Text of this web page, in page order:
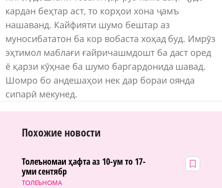
кардан беҳтар аст, то корҳои хона ҷамъ
нашаванд. Кайфияти шумо бештар аз
муносибататон ба кор вобаста хоҳад буд. Имрӯз
эҳтимол маблағи ғайричашмдошт ба даст оред
ё қарзи кӯҳнае ба шумо баргардонида шавад.
Шомро бо андешаҳои нек дар бораи оянда
сипарӣ мекунед.
Похожие новости
ТОЛЕЪНОМА
Толеъномаи ҳафта аз 10-ум то 17-
уми сентябр